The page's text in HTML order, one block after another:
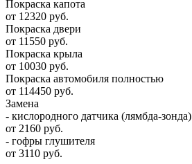
Покраска капота
от 12320 руб.
Покраска двери
от 11550 руб.
Покраска крыла
от 10030 руб.
Покраска автомобиля полностью
от 114450 руб.
Замена
- кислородного датчика (лямбда-зонда)
от 2160 руб.
- гофры глушителя
от 3110 руб.